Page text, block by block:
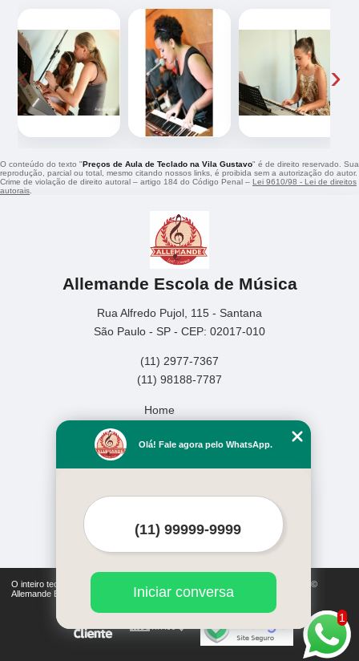
‹ ›
O conteúdo do texto "Preços de Aula de Teclado na Vila Gustavo" é de direito reservado. Sua
reprodução, parcial ou total, mesmo citando nossos links, é proibida sem a autorização do autor.
Crime de violação de direito autoral – artigo 184 do Código Penal – Lei 9610/98 - Lei de direitos
autorais
Allemande Escola de Música
Rua Alfredo Pujol, 115 - Santana
São Paulo - SP - CEP: 02017-010
(11) 2977-7367
(11) 98188-7787
Home
Missão
O inteiro teor deste site está sujeito à proteção de direitos autorais. Copyright©
Allemande Escola de Música (Lei 9610 de 19/02/1998)
1
Olá! Fale agora pelo WhatsApp.
Iniciar conversa